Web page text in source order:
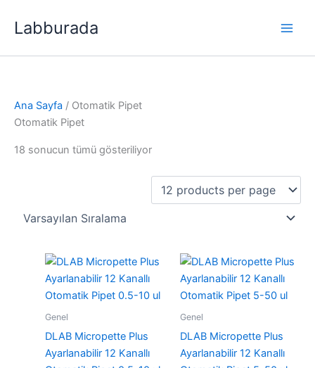
atlaLabburada
Ana Sayfa / Otomatik Pipet
Otomatik Pipet
18 sonucun tümü gösteriliyor
Genel
DLAB Micropette Plus
Ayarlanabilir 12 Kanallı
Genel
DLAB Micropette Plus
Ayarlanabilir 12 Kanallı